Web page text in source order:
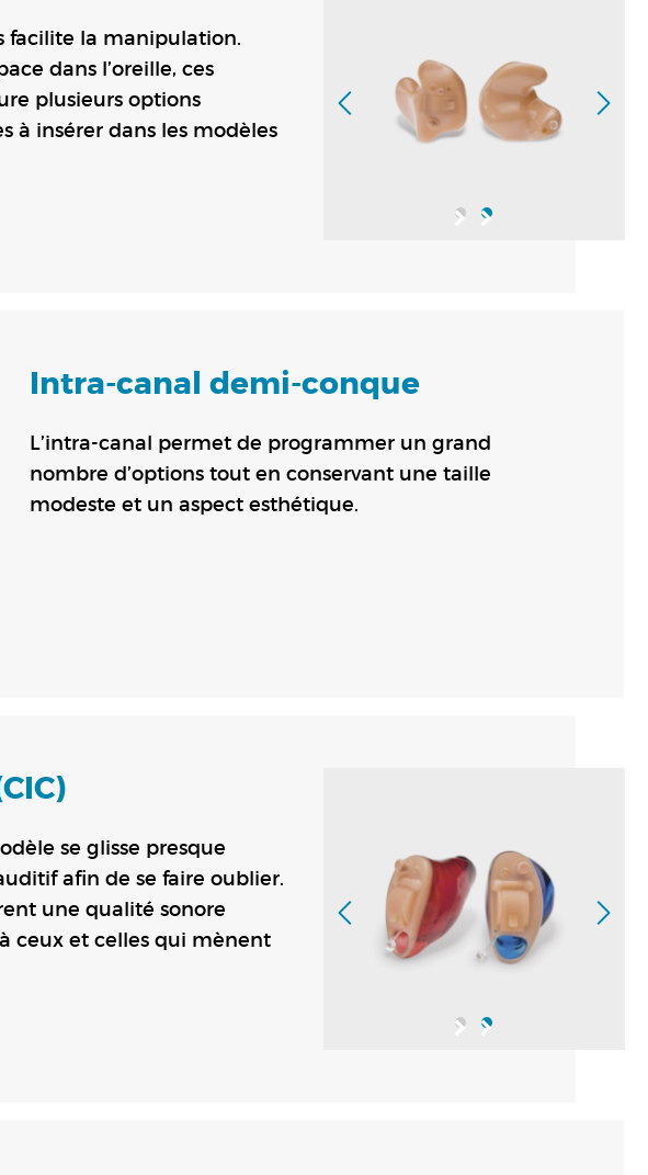
facilite la manipulation.
dans l’oreille, ces
plusieurs options
à insérer dans les modèles
Intra-canal demi-conque
L’intra-canal permet de programmer un grand
nombre d’options tout en conservant une taille
modeste et un aspect esthétique.
se glisse presque
afin de se faire oublier.
une qualité sonore
ceux et celles qui mènent